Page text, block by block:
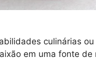
culinárias
em uma fonte